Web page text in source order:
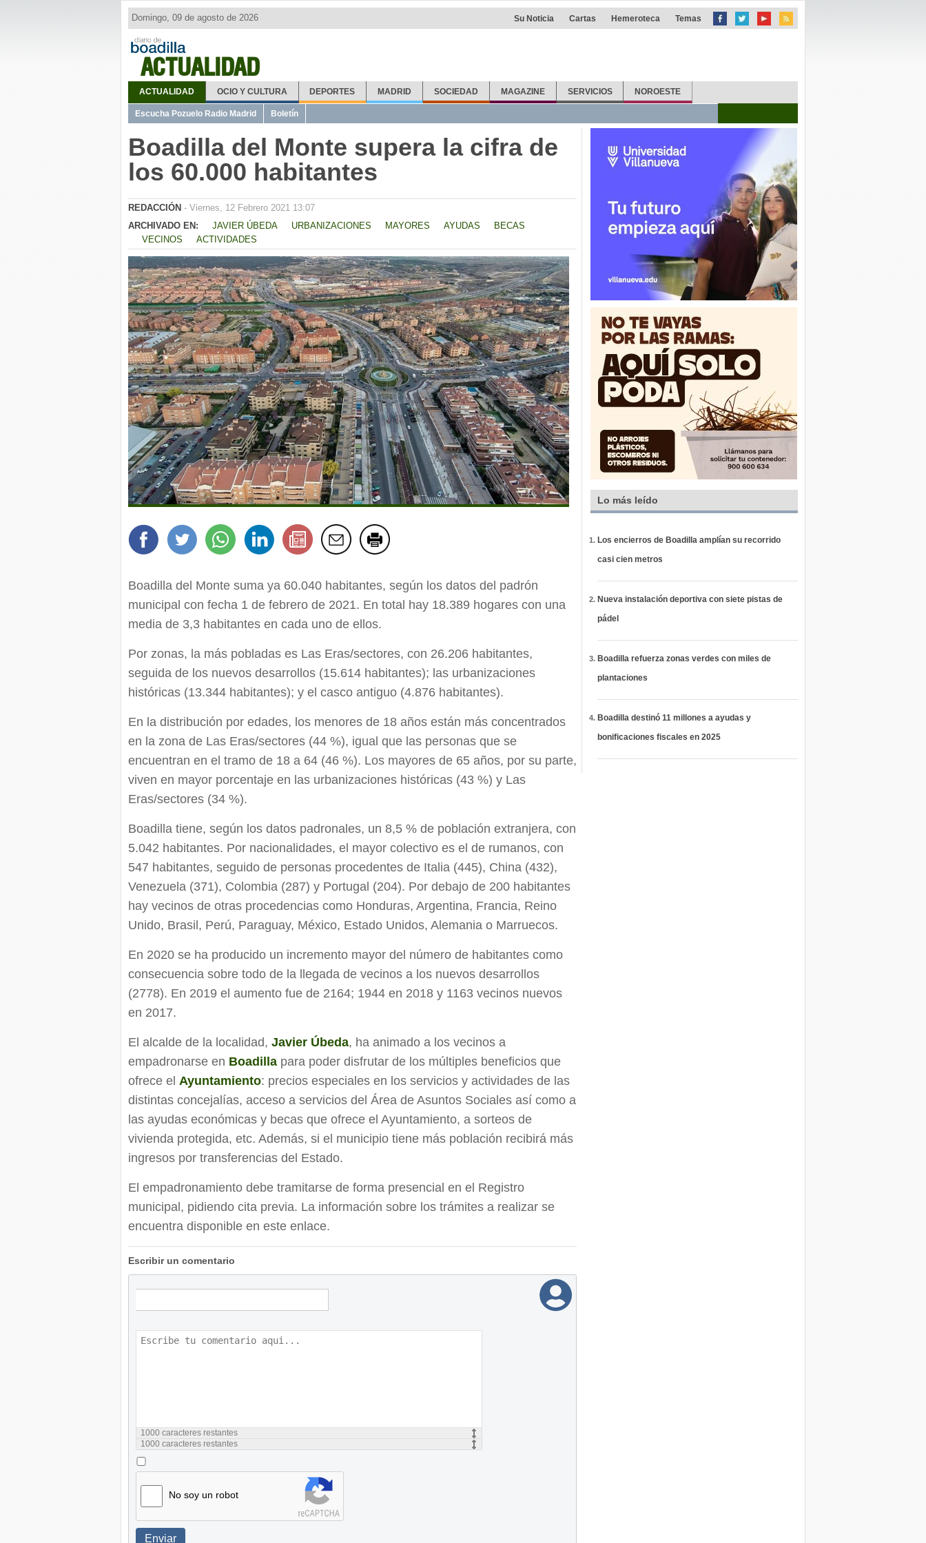
ACTUALIDAD
Domingo, 09 de agosto de 2026 Su Noticia Cartas Hemeroteca Temas
ACTUALIDAD OCIO Y CULTURA DEPORTES MADRID SOCIEDAD MAGAZINE SERVICIOS NOROESTE
Escucha Pozuelo Radio Madrid Boletín
Boadilla del Monte supera la cifra de
los 60.000 habitantes
REDACCIÓN - Viernes, 12 Febrero 2021 13:07
ARCHIVADO EN:
JAVIER ÚBEDA URBANIZACIONES MAYORES AYUDAS
BECAS
VECINOS
ACTIVIDADES
Boadilla del Monte suma ya 60.040 habitantes, según los datos del padrón
municipal con fecha 1 de febrero de 2021. En total hay 18.389 hogares con una
media de 3,3 habitantes en cada uno de ellos.
Por zonas, la más pobladas es Las Eras/sectores, con 26.206 habitantes,
seguida de los nuevos desarrollos (15.614 habitantes); las urbanizaciones
históricas (13.344 habitantes); y el casco antiguo (4.876 habitantes).
En la distribución por edades, los menores de 18 años están más concentrados
en la zona de Las Eras/sectores (44 %), igual que las personas que se
encuentran en el tramo de 18 a 64 (46 %). Los mayores de 65 años, por su parte,
viven en mayor porcentaje en las urbanizaciones históricas (43 %) y Las
Eras/sectores (34 %).
Boadilla tiene, según los datos padronales, un 8,5 % de población extranjera, con
5.042 habitantes. Por nacionalidades, el mayor colectivo es el de rumanos, con
547 habitantes, seguido de personas procedentes de Italia (445), China (432),
Venezuela (371), Colombia (287) y Portugal (204). Por debajo de 200 habitantes
hay vecinos de otras procedencias como Honduras, Argentina, Francia, Reino
Unido, Brasil, Perú, Paraguay, México, Estado Unidos, Alemania o Marruecos.
En 2020 se ha producido un incremento mayor del número de habitantes como
consecuencia sobre todo de la llegada de vecinos a los nuevos desarrollos
(2778). En 2019 el aumento fue de 2164; 1944 en 2018 y 1163 vecinos nuevos
en 2017.
El alcalde de la localidad, Javier Úbeda, ha animado a los vecinos a
empadronarse en Boadilla para poder disfrutar de los múltiples beneficios que
ofrece el Ayuntamiento: precios especiales en los servicios y actividades de las
distintas concejalías, acceso a servicios del Área de Asuntos Sociales así como a
las ayudas económicas y becas que ofrece el Ayuntamiento, a sorteos de
vivienda protegida, etc. Además, si el municipio tiene más población recibirá más
ingresos por transferencias del Estado.
El empadronamiento debe tramitarse de forma presencial en el Registro
municipal, pidiendo cita previa. La información sobre los trámites a realizar se
encuentra disponible en este enlace.
Escribir un comentario
1000 caracteres restantes
1000 caracteres restantes
No soy un robot
Enviar
Lo más leído
Los encierros de Boadilla amplían su recorrido
casi cien metros
Nueva instalación deportiva con siete pistas de
pádel
Boadilla refuerza zonas verdes con miles de
plantaciones
Boadilla destinó 11 millones a ayudas y
bonificaciones fiscales en 2025